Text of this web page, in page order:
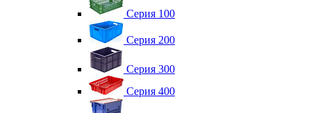
Серия 100
Серия 200
Серия 300
Серия 400